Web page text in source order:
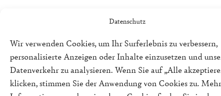
Datenschutz
Wir verwenden Cookies, um Ihr Surferlebnis zu verbessern,
personalisierte Anzeigen oder Inhalte einzusetzen und
Datenverkehr zu analysieren. Wenn Sie auf „Alle
klicken, stimmen Sie der Anwendung von Cookies zu. Mehr